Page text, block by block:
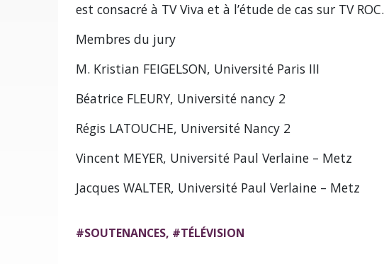
est consacré à TV Viva et à l’étude de cas sur TV ROC.
Membres du jury
M. Kristian FEIGELSON, Université Paris III
Béatrice FLEURY, Université nancy 2
Régis LATOUCHE, Université Nancy 2
Vincent MEYER, Université Paul Verlaine – Metz
Jacques WALTER, Université Paul Verlaine – Metz
#SOUTENANCES, #TÉLÉVISION